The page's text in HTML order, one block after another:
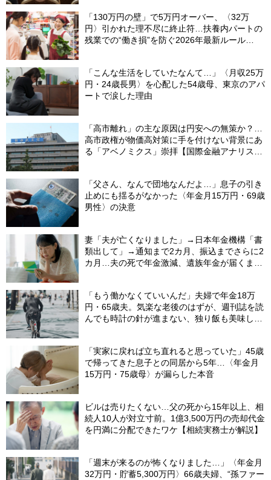
「130万円の壁」で5万円オーバー、〈32万
円〉引かれた理不尽に終止符…扶養内パートの
残業での“働き損”を防ぐ2026年最新ルール
「こんな生活をしていたなんて…」〈月収25万
円・24歳長男〉を心配した54歳母、東京のアパ
ートで涙した理由
「高市離れ」の主な原因は円安への無策か？…
高市政権が物価高対策に手を付けない背景にあ
る「アベノミクス」崇拝【国際金融アナリスト
「父さん、なんで団地なんだよ…」息子の引き
止めにも揺るがなかった〈年金月15万円・69歳
男性〉の決意
妻「夫が亡くなりました」→日本年金機構「書
類出して」→通知まで2カ月、振込までさらに2
カ月…夫の死で年金激減、遺族年金が届くまで
「もう働かなくていいんだ」夫婦で年金18万
円・65歳夫。気楽な老後のはずが、週刊誌を読
んでも時計の針が進まない、独り飯も美味しく
「実家に戻れば立ち直れると思っていた」45歳
で帰ってきた息子との同居から5年…〈年金月
15万円・75歳母〉が漏らした本音
ビルは売りたくない…父の死から15年以上、相
続人10人が対立寸前。1億3,500万円の売却代金
を円満に分配できたワケ【相続実務士が解説】
「週末が来るのが怖くなりました…」〈年金月
32万円・貯蓄5,300万円〉66歳夫婦、“孫ファー